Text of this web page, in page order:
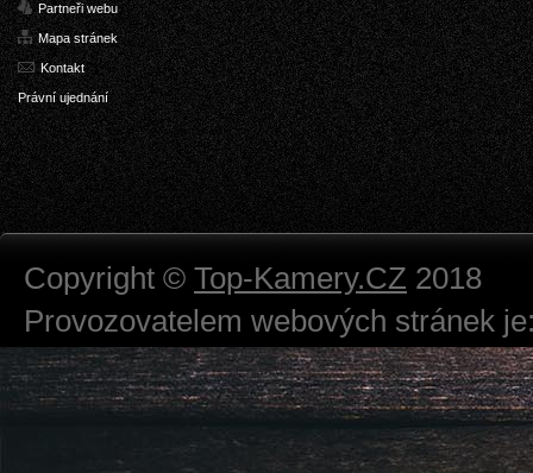
Partneři webu
Mapa stránek
Kontakt
Právní ujednání
Copyright © Top-Kamery.CZ 2018
Provozovatelem webových stránek
724 111 234
Právnická osoba podnikající dle
Městský soud v Praze spisová